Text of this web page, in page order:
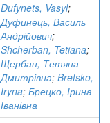
Dufynets, Vasyl;
Дуфинець, Василь
Андрійович;
Shcherban, Tetiana;
Щербан, Тетяна
Дмитрівна; Bretsko,
Iryna; Брецко, Ірина
Іванівна